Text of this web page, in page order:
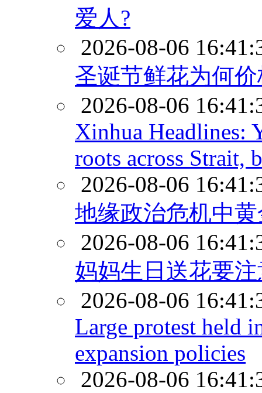
爱人?
2026-08-06
圣诞节鲜花为何
2026-08-06
Xinhua Headlines:
roots across Strait,
2026-08-06
地缘政治危机中
2026-08-06
妈妈生日送花要
2026-08-06
Large protest held
expansion policies
2026-08-06